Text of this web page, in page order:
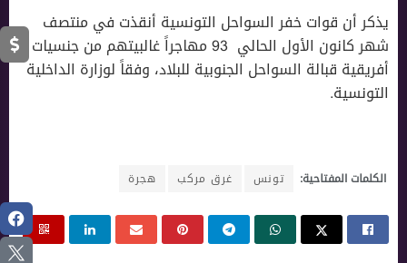
يذكر أن قوات خفر السواحل التونسية أنقذت في منتصف
شهر كانون الأول الحالي 93 مهاجراً غالبيتهم من جنسيات
أفريقية قبالة السواحل الجنوبية للبلاد، وفقاً لوزارة الداخلية
التونسية.
الكلمات المفتاحية: تونس غرق مركب هجرة